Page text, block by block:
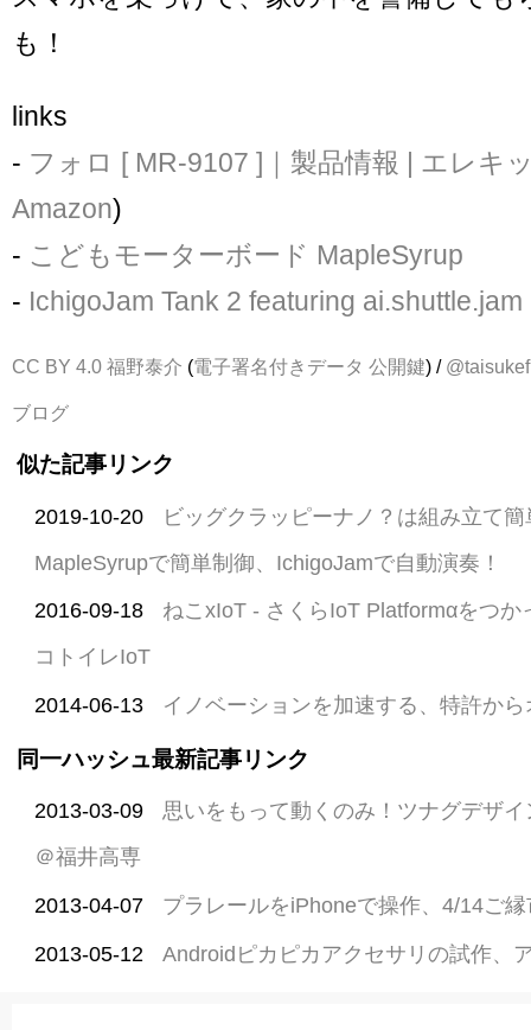
も！
links
- フォロ [ MR-9107 ]｜製品情報 | エレキ
Amazon)
- こどもモーターボード MapleSyrup
- IchigoJam Tank 2 featuring
CC BY 4.0 福野泰介 (電子署名付きデータ 公開鍵) / @taisukef
ブログ
似た記事リンク
2019-10-20
ビッグクラッピーナノ？は組み立て
MapleSyrupで簡単制御、IchigoJamで自動演奏！
2016-09-18
ねこxIoT - さくらIoT Platformαをつか
コトイレIoT
2014-06-13 イノベーションを加速する、特許か
同一ハッシュ最新記事リンク
2013-03-09
思いをもって動くのみ！ツナグデザ
＠福井高専
2013-04-07 プラレールをiPhoneで操作、4/14ご
2013-05-12 Androidピカピカアクセサリの試作、